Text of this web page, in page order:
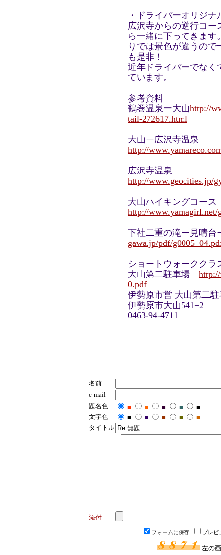
・ドライバーオリジナ
広沢寺からの逆行コー
ら一緒に下ってきま
りでは景色が違うの
も是非！
近年ドライバーでなく
ています。
参考資料
鶴巻温泉ー大山http://
tail-272617.html
大山ー広沢寺温泉
http://
広沢寺温泉
http://www.geocities.jp/
大山ハイキングコース
http://www.yamagirl.net/
下社二重の滝ー見晴台
gawa.jp/pdf/
ショートウォークク
大山第二駐車場
0.pdf
伊勢原市営 大山第二駐
伊勢原市大山541−2
0463-94-4711
名前
e-mail
題名色
■ ■ ■ ■
■
文字色
■ ■ ■ ■
■
タイトル
添付
フォームに保存 プレビ
左の